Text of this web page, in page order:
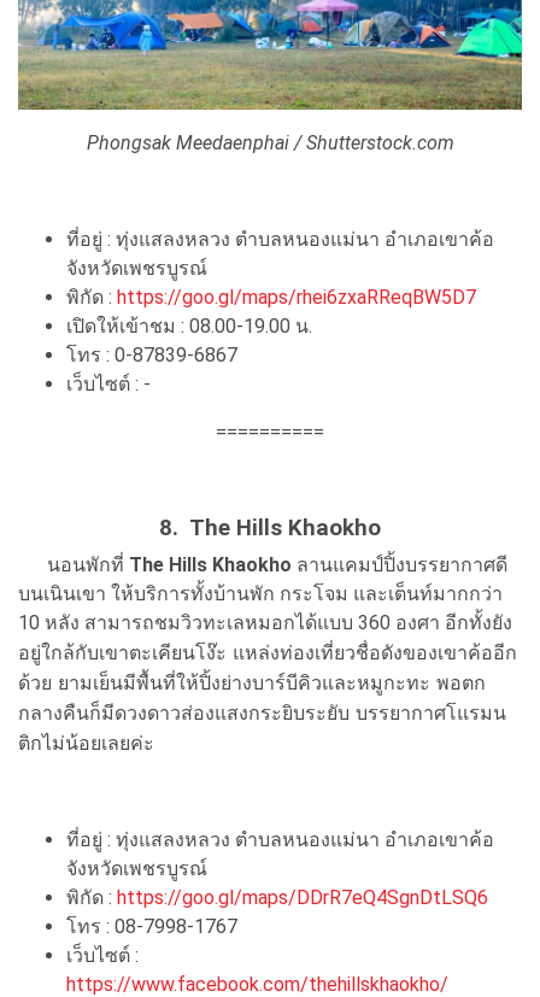
Phongsak Meedaenphai / Shutterstock.com
ที่อยู่ : ทุ่งแสลงหลวง ตำบลหนองแม่นา อำเภอเขาค้อ
จังหวัดเพชรบูรณ์
พิกัด : https://goo.gl/maps/rhei6zxaRReqBW5D7
เปิดให้เข้าชม : 08.00-19.00 น.
โทร : 0-87839-6867
เว็บไซต์ : -
==========
8. The Hills Khaokho
นอนพักที่ The Hills Khaokho ลานแคมป์ปิ้งบรรยากาศดี
บนเนินเขา ให้บริการทั้งบ้านพัก กระโจม และเต็นท์มากกว่า
10 หลัง สามารถชมวิวทะเลหมอกได้แบบ 360 องศา อีกทั้งยัง
อยู่ใกล้กับเขาตะเคียนโง๊ะ แหล่งท่องเที่ยวชื่อดังของเขาค้ออีก
ด้วย ยามเย็นมีพื้นที่ให้ปิ้งย่างบาร์บีคิวและหมูกะทะ พอตก
กลางคืนก็มีดวงดาวส่องแสงกระยิบระยับ บรรยากาศโแรมน
ติกไม่น้อยเลยค่ะ
ที่อยู่ : ทุ่งแสลงหลวง ตำบลหนองแม่นา อำเภอเขาค้อ
จังหวัดเพชรบูรณ์
พิกัด : https://goo.gl/maps/DDrR7eQ4SgnDtLSQ6
โทร : 08-7998-1767
เว็บไซต์ :
https://www.facebook.com/thehillskhaokho/